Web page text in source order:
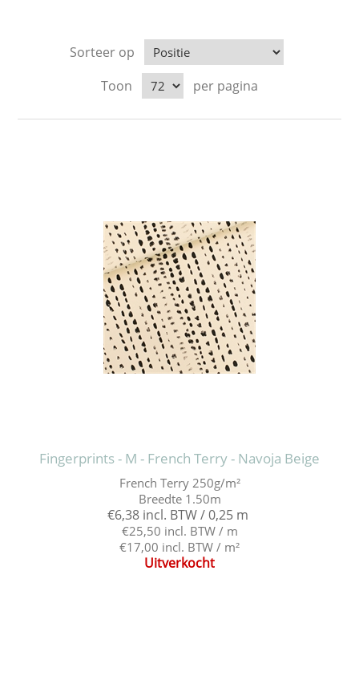
Sorteer op
Toon
per pagina
Fingerprints - M - French Terry - Navoja Beige
French Terry 250g/m²
Breedte 1.50m
€6,38 incl. BTW / 0,25 m
€25,50 incl. BTW / m
€17,00 incl. BTW / m²
Uitverkocht